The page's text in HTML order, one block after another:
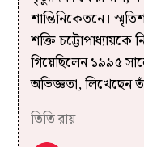
শান্তিনিকেতনে।
শক্তি চট্টোপাধ্যায়কে
গিয়েছিলেন ১৯৯৫
অভিজ্ঞতা, লিখেছেন
তিতি রায়